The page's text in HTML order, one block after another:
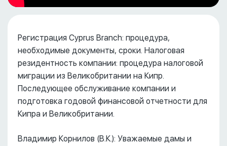
Регистрация Cyprus Branch: процедура,
необходимые документы, сроки. Налоговая
резидентность компании: процедура налоговой
миграции из Великобритании на Кипр.
Последующее обслуживание компании и
подготовка годовой финансовой отчетности для
Кипра и Великобритании.
Владимир Корнилов (В.К.): Уважаемые дамы и